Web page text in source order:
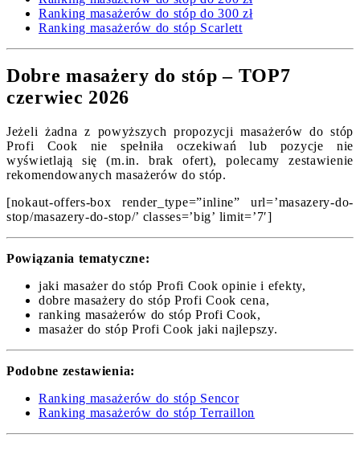
Ranking masażerów do stóp do 300 zł
Ranking masażerów do stóp Scarlett
Dobre masażery do stóp – TOP7
czerwiec 2026
Jeżeli żadna z powyższych propozycji masażerów do stóp
Profi Cook nie spełniła oczekiwań lub pozycje nie
wyświetlają się (m.in. brak ofert), polecamy zestawienie
rekomendowanych masażerów do stóp.
[nokaut-offers-box render_type=”inline” url=’masazery-do-
stop/masazery-do-stop/’ classes=’big’ limit=’7′]
Powiązania tematyczne:
jaki masażer do stóp Profi Cook opinie i efekty,
dobre masażery do stóp Profi Cook cena,
ranking masażerów do stóp Profi Cook,
masażer do stóp Profi Cook jaki najlepszy.
Podobne zestawienia:
Ranking masażerów do stóp Sencor
Ranking masażerów do stóp Terraillon